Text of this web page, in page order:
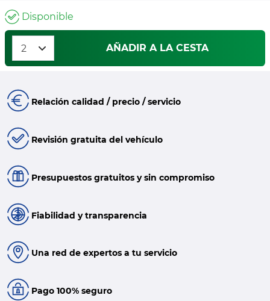
Disponible
AÑADIR A LA CESTA
Relación calidad / precio / servicio
Revisión gratuita del vehículo
Presupuestos gratuitos y sin compromiso
Fiabilidad y transparencia
Una red de expertos a tu servicio
Pago 100% seguro